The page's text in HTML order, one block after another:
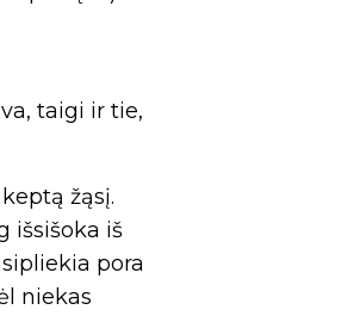
taigi ir tie,
žąsį.
išsišoka iš
pora
niekas